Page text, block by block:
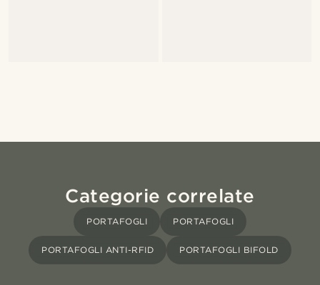
Categorie correlate
PORTAFOGLI PORTAFOGLI
PORTAFOGLI ANTI-RFID PORTAFOGLI BIFOLD